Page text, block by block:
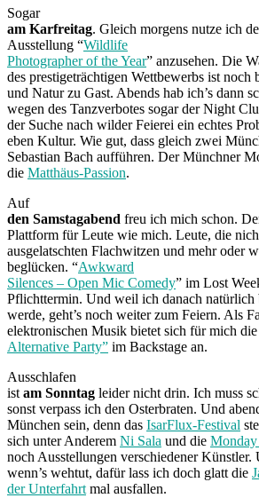
Sogar
am Karfreitag. Gleich morgens nutze ich
Ausstellung “Wildlife
Photographer of the Year” anzusehen. Die
des prestigeträchtigen Wettbewerbs ist
und Natur zu Gast. Abends hab ich’s dann
wegen des Tanzverbotes sogar der Night
der Suche nach wilder Feierei ein echtes
eben Kultur. Wie gut, dass gleich zwei
Sebastian Bach aufführen. Der Münchner
die Matthäus-Passion.
Auf
den Samstagabend freu ich mich schon.
Plattform für Leute wie mich. Leute, die
ausgelatschten Flachwitzen und mehr oder
beglücken. “Awkward
Silences – Open Mic Comedy” im Lost
Pflichttermin. Und weil ich danach natürlich
werde, geht’s noch weiter zum Feiern. Als
elektronischen Musik bietet sich für mich die
Alternative Party” im Backstage an.
Ausschlafen
istam Sonntag leider nicht drin. Ich muss
sonst verpass ich den Osterbraten. Und
München sein, denn das IsarFlux-Festival
sich unter Anderem Ni Sala und die Monday
noch Ausstellungen verschiedener
wenn’s wehtut, dafür lass ich doch glatt die
der Unterfahrtmal ausfallen.